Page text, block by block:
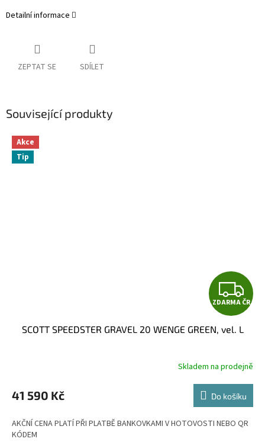
Detailní informace
ZEPTAT SE SDÍLET
Související produkty
Akce
Tip
Z
D
A
R
M
A
ZDARMA ČR
SCOTT SPEEDSTER GRAVEL 20 WENGE GREEN, vel. L
Skladem na prodejně
41 590 Kč Do košíku
AKČNÍ CENA PLATÍ PŘI PLATBĚ BANKOVKAMI V HOTOVOSTI NEBO QR
KÓDEM